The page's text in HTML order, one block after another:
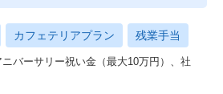
カフェテリアプラン 残業手当
バーサリー祝い金（最大10万円）、社